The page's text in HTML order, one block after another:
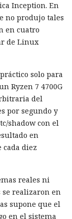
Inception. En
no produjo tales
en cuatro
de Linux
solo para
Ryzen 7 4700G
del
por segundo y
shadow con el
en
diez
reales ni
se realizaron en
supone que el
en el sistema